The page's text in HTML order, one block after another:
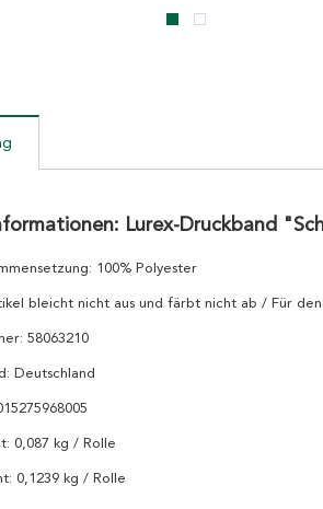
Lurex-Druckband
100% Polyester
bleicht nicht aus und färbt nicht ab / Für
58063210
Deutschland
0,087 kg / Rolle
0,1239 kg / Rolle